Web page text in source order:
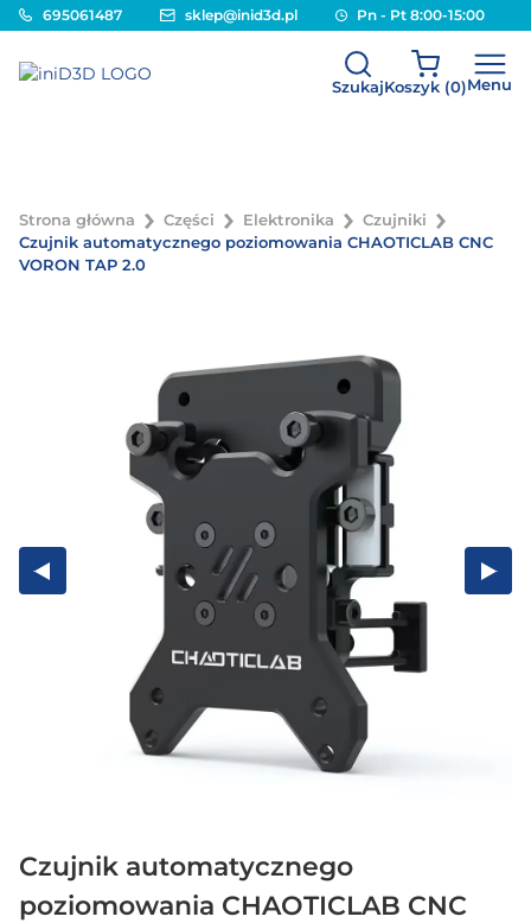
695061487 sklep@inid3d.pl Pn - Pt 8:00-15:00
SzukajKoszyk (0)Menu
Strona główna Części Elektronika
Czujniki
Czujnik automatycznego poziomowania CHAOTICLAB CNC
VORON TAP 2.0
Czujnik automatycznego
poziomowania CHAOTICLAB CNC